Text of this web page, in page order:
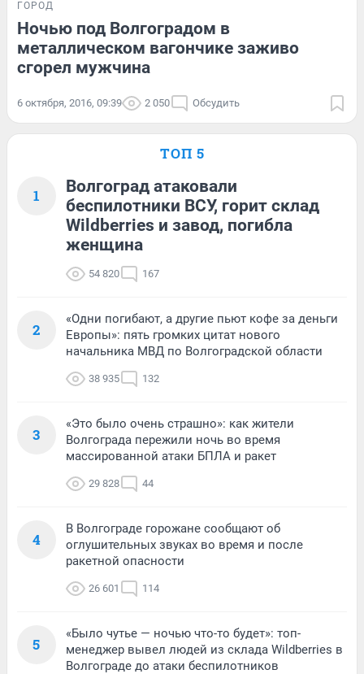
ГОРОД
Ночью под Волгоградом в
металлическом вагончике заживо
сгорел мужчина
6 октября, 2016, 09:39 2 050 Обсудить
ТОП 5
1
Волгоград атаковали
беспилотники ВСУ, горит склад
Wildberries и завод, погибла
женщина
54 820 167
2
«Одни погибают, а другие пьют кофе за деньги
Европы»: пять громких цитат нового
начальника МВД по Волгоградской области
38 935 132
3
«Это было очень страшно»: как жители
Волгограда пережили ночь во время
массированной атаки БПЛА и ракет
29 828 44
4
В Волгограде горожане сообщают об
оглушительных звуках во время и после
ракетной опасности
26 601 114
5
«Было чутье — ночью что-то будет»: топ-
менеджер вывел людей из склада Wildberries в
Волгограде до атаки беспилотников